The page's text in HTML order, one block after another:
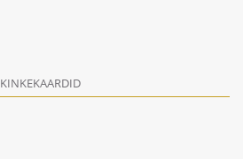
KINKEKAARDID